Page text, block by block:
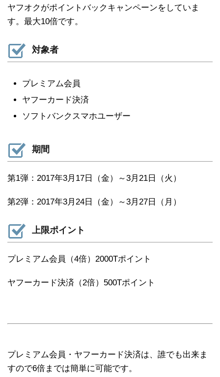
ヤフオクがポイントバックキャンペーンをしていま
す。最大10倍です。
対象者
プレミアム会員
ヤフーカード決済
ソフトバンクスマホユーザー
期間
第1弾：2017年3月17日（金）～3月21日（火）
第2弾：2017年3月24日（金）～3月27日（月）
上限ポイント
プレミアム会員（4倍）2000Tポイント
ヤフーカード決済（2倍）500Tポイント
プレミアム会員・ヤフーカード決済は、誰でも出来ま
すので6倍までは簡単に可能です。